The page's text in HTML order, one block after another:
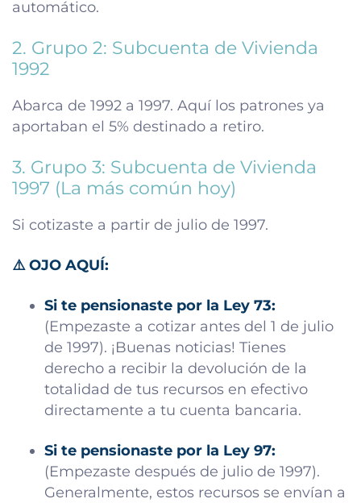
automático.
2. Grupo 2: Subcuenta de Vivienda
1992
Abarca de 1992 a 1997. Aquí los patrones ya
aportaban el 5% destinado a retiro.
3. Grupo 3: Subcuenta de Vivienda
1997 (La más común hoy)
Si cotizaste a partir de julio de 1997.
⚠️ OJO AQUÍ:
Si te pensionaste por la Ley 73:
(Empezaste a cotizar antes del 1 de julio
de 1997). ¡Buenas noticias! Tienes
derecho a recibir la devolución de la
totalidad de tus recursos en efectivo
directamente a tu cuenta bancaria.
Si te pensionaste por la Ley 97:
(Empezaste después de julio de 1997).
Generalmente, estos recursos se envían a